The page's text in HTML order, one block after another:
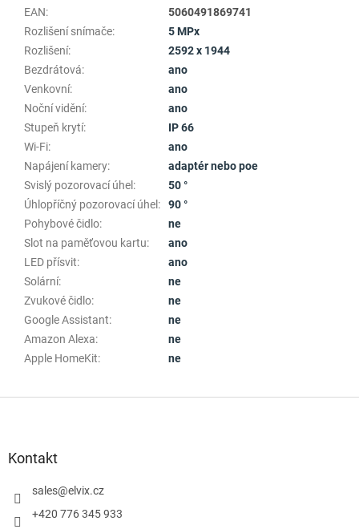
EAN:
5060491869741
Rozlišení snímače:
5 MPx
Rozlišení:
2592 x 1944
Bezdrátová:
ano
Venkovní:
ano
Noční vidění:
ano
Stupeň krytí:
IP 66
Wi-Fi:
ano
Napájení kamery:
adaptér nebo poe
Svislý pozorovací úhel :
50 °
Úhlopříčný pozorovací úhel :
90 °
Pohybové čidlo:
ne
Slot na paměťovou kartu:
ano
LED přísvit:
ano
Solární:
ne
Zvukové čidlo:
ne
Google Assistant:
ne
Amazon Alexa:
ne
Apple HomeKit: ne
Kontakt
sales@elvix.cz
+420 776 345 933